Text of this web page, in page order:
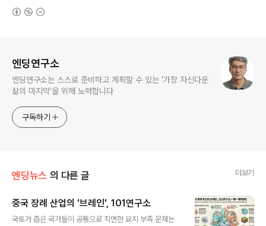
엔딩연구소
엔딩연구소는 스스로 준비하고 계획할 수 있는 '가장 자신다운
삶의 마지막'을 위해 노력합니다
구독하기
엔딩뉴스 의 다른 글 더보기
중국 장례 산업의 '브레인', 101연구소
국토가 좁은 국가들이 공통으로 직면한 묘지 부족 문제는